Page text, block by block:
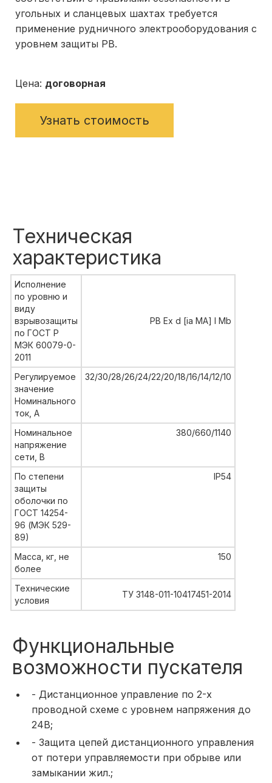
угольных и сланцевых шахтах требуется
применение рудничного электрооборудования с
уровнем защиты РВ.
Цена: договорная
Узнать стоимость
Техническая
характеристика
Исполнение
по уровню и
виду
взрывозащиты
по ГОСТ Р
МЭК 60079-0-
2011
РВ Ex d [ia MA] I Mb
Регулируемое
значение
Номинального
ток, А
32/30/28/26/24/22/20/18/16/14/12/10
Номинальное
напряжение
сети, В
380/660/1140
По степени
защиты
оболочки по
ГОСТ 14254-
96 (МЭК 529-
89)
IP54
Масса, кг, не
более
150
Технические
условия
ТУ 3148-011-10417451-2014
Функциональные
возможности пускателя
- Дистанционное управление по 2-х
проводной схеме с уровнем напряжения до
24В;
- Защита цепей дистанционного управления
от потери управляемости при обрыве или
замыкании жил.;